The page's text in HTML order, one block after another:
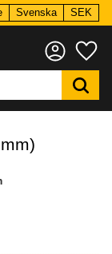
Svenska SEK